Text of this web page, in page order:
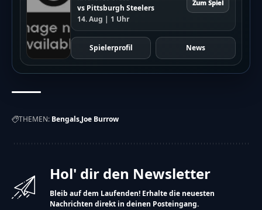
vs Pittsburgh Steelers
14. Aug | 1 Uhr
Zum Spiel
Spielerprofil News
THEMEN: Bengals Joe Burrow
Hol' dir den Newsletter
Bleib auf dem Laufenden! Erhalte die neuesten
Nachrichten direkt in deinen Posteingang.